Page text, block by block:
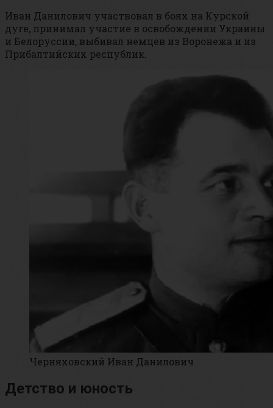
Иван Данилович участвовал в боях на Курской
дуге, принимал участие в освобождении Украины
и Белоруссии, выбивал немцев из Воронежа и из
Прибалтийских республик.
Черняховский Иван Данилович
Детство и юность